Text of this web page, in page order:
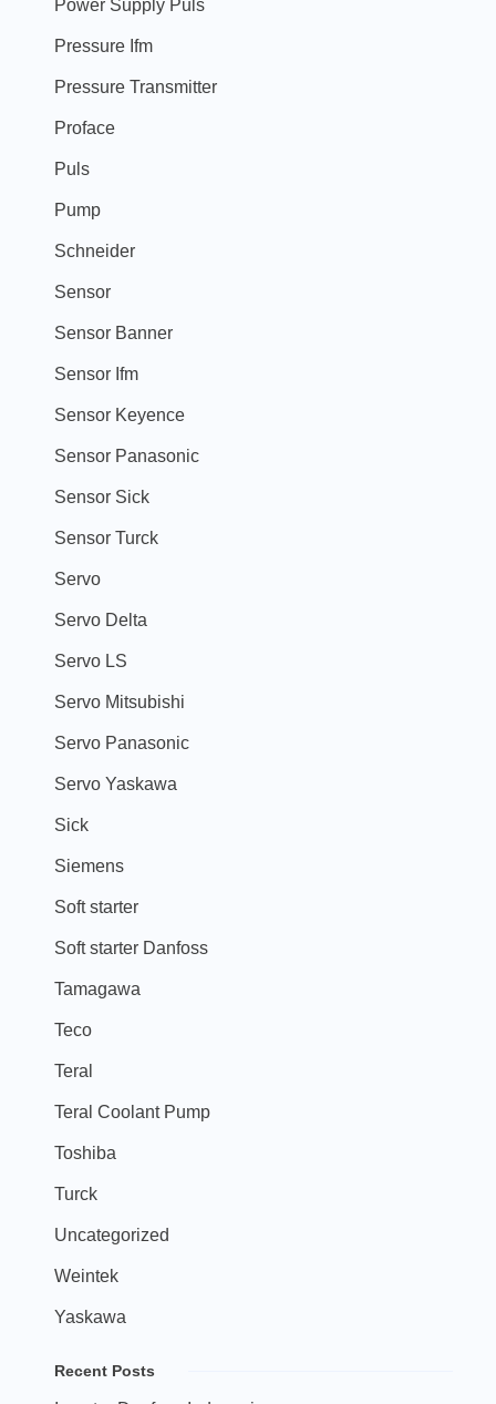
Power Supply Puls
Pressure Ifm
Pressure Transmitter
Proface
Puls
Pump
Schneider
Sensor
Sensor Banner
Sensor Ifm
Sensor Keyence
Sensor Panasonic
Sensor Sick
Sensor Turck
Servo
Servo Delta
Servo LS
Servo Mitsubishi
Servo Panasonic
Servo Yaskawa
Sick
Siemens
Soft starter
Soft starter Danfoss
Tamagawa
Teco
Teral
Teral Coolant Pump
Toshiba
Turck
Uncategorized
Weintek
Yaskawa
Recent Posts